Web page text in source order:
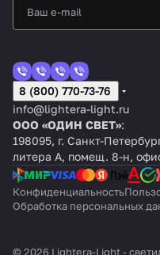
8 (800) 770-73-76
info@lightera-light.ru
ООО «ОДИН СВЕТ»:
198095, г. Санкт-
литера А, помещ. 8-н,
Конфиденциальность
Обработка персональных
© 2026 Lightera-Light -